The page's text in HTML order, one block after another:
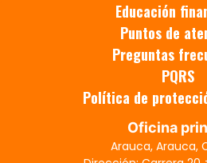
Educación
Puntos de
Preguntas
PQRS
Política de
Oficina
Arauca, Arauca,